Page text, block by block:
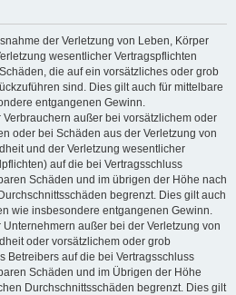
der Verletzung von Leben, Körper
wesentlicher Vertragspflichten
die auf ein vorsätzliches oder grob
sind. Dies gilt auch für mittelbare
entgangenen Gewinn.
außer bei vorsätzlichem oder
oder bei Schäden aus der Verletzung von
und der Verletzung wesentlicher
auf die bei Vertragsschluss
Schäden und im übrigen der Höhe nach
begrenzt. Dies gilt auch
wie insbesondere entgangenen Gewinn.
außer bei der Verletzung von
oder vorsätzlichem oder grob
Betreibers auf die bei Vertragsschluss
Schäden und im Übrigen der Höhe
Durchschnittsschäden begrenzt. Dies gilt